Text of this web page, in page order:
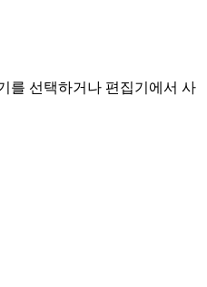
를 선택하거나 편집기에서 사